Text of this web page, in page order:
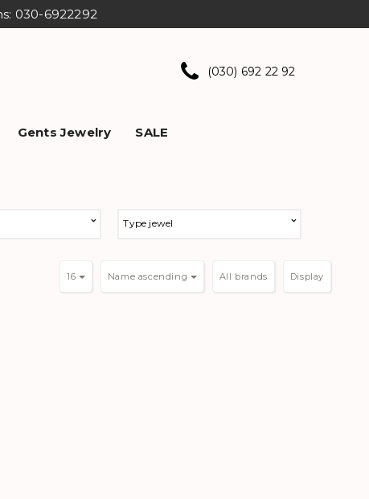
030-6922292
(030) 692 22 92
Gents Jewelry SALE
Type jewel
Display
Name ascending
16